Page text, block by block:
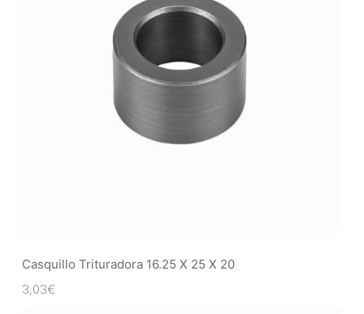
Casquillo Trituradora 16.25 X 25 X 20
3,03€